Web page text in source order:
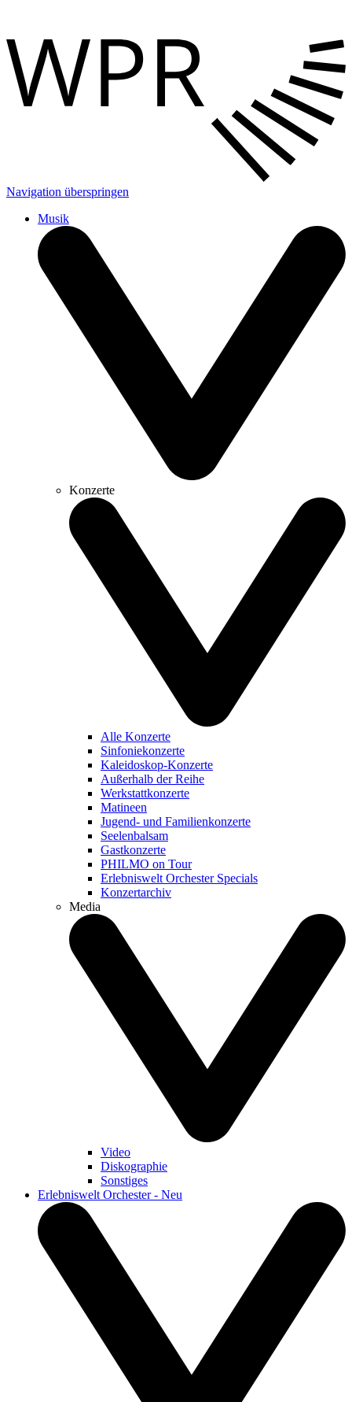
Navigation überspringen
Musik
Konzerte
Alle Konzerte
Sinfoniekonzerte
Kaleidoskop-Konzerte
Außerhalb der Reihe
Werkstattkonzerte
Matineen
Jugend- und Familienkonzerte
Seelenbalsam
Gastkonzerte
PHILMO on Tour
Erlebniswelt Orchester Specials
Konzertarchiv
Media
Video
Diskographie
Sonstiges
Erlebniswelt Orchester - Neu